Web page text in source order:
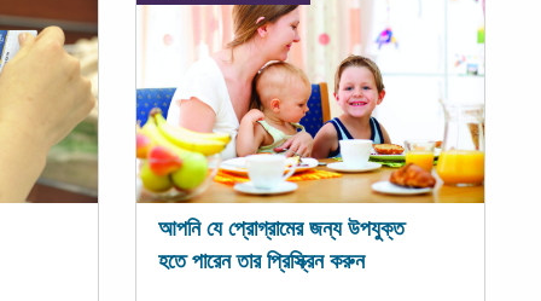
আপনি যে প্রোগ্রামের জন্য উপযুক্ত
হতে পারেন তার প্রিস্ক্রিন করুন